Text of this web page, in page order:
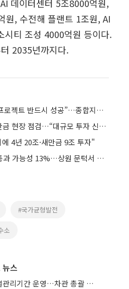
데이터센터 5조8000억원,
원, 수전해 플랜트 1조원, AI
시티 조성 4000억원 등이다.
2035년까지다.
김민석 “현대차 새만금 프로젝트 반드시 성공”…종합지원계획 추가 논의
김윤덕 국토부 장관, 새만금 현장 점검…“대규모 투자 신속 추진”
4년 20조·새만금 9조 투자"
美 클래리티 법안 연내 통과 가능성 13%…상원 문턱서 제동
#국가균형발전
소
스
농식품부, 폭염·가뭄 특별관리기간 운영…차관 총괄 대응체계 격상